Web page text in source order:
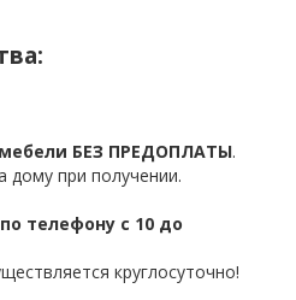
БЕЗ ПРЕДОПЛАТЫ.
дому при получении.
телефону с 10 до
круглосуточно!